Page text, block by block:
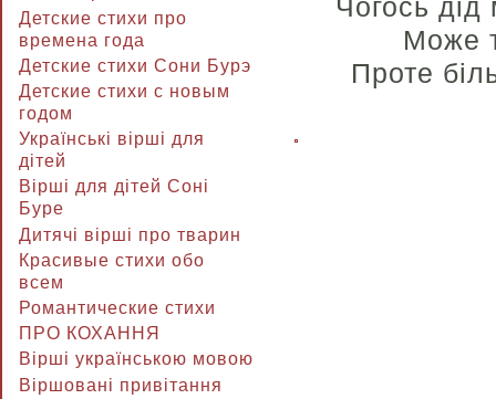
Детские стихи про
времена года
Детские стихи Сони Бурэ
Детские стихи с новым
годом
Українські вірші для
дітей
Вірші для дітей Соні
Буре
Дитячі вірші про тварин
Красивые стихи обо
всем
Романтические стихи
ПРО КОХАННЯ
Вірші українською мовою
Віршовані привітання
Чогось
Може
Проте